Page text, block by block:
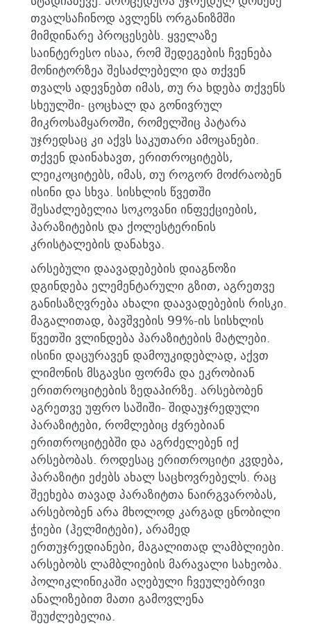
თვალსაჩინოდ ავლენს ორგანიზმში
მიმდინარე პროცესებს. ყველაზე
საინტერესო ისაა, რომ შედეგების ჩვენება
მონიტორზეა შესაძლებელი და თქვენ
თვალს ადევნებთ იმას, თუ რა ხდება თქვენს
სხეულში- ცოცხალ და გონივრულ
მიკროსამყაროში, რომელშიც პატარა
უჯრედსაც კი აქვს საკუთარი ამოცანები.
თქვენ დაინახავთ, ერითროციტებს,
ლეიკოციტებს, იმას, თუ როგორ მოძრაობენ
ისინი და სხვა. სისხლის წვეთში
შესაძლებელია სოკოვანი ინფექციების,
პარაზიტების და ქოლესტერინის
კრისტალების დანახვა.
არსებული დაავადებების დიაგნოზი
დგინდება ელემენტარული გზით, აგრეთვე
განისაზღვრება ახალი დაავადებების რისკი.
მაგალითად, ბავშვების 99%-ის სისხლის
წვეთში ვლინდება პარაზიტების მატლები.
ისინი დაცურავენ დამოუკიდებლად, აქვთ
ლიმონის მსგავსი ფორმა და ეკრობიან
ერითროციტების ზედაპირზე. არსებობენ
აგრეთვე უფრო საშიში- შიდაუჯრედული
პარაზიტები, რომლებიც ძვრებიან
ერითროციტებში და აგრძელებენ იქ
არსებობას. როდესაც ერითროციტი კვდება,
პარაზიტი ეძებს ახალ საცხოვრებელს. რაც
შეეხება თავად პარაზიტთა ნაირგვარობას,
არსებობენ არა მხოლოდ კარგად ცნობილი
ჭიები (ჰელმიტები), არამედ
ერთუჯრედიანები, მაგალითად ლამბლიები.
არსებობს ლამბლიების მარავალი სახეობა.
პოლიკლინიკაში აღებული ჩვეულებრივი
ანალიზებით მათი გამოვლენა
შეუძლებელია.